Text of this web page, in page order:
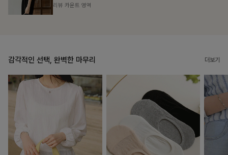
감각적인 선택, 완벽한 마무리 더보기